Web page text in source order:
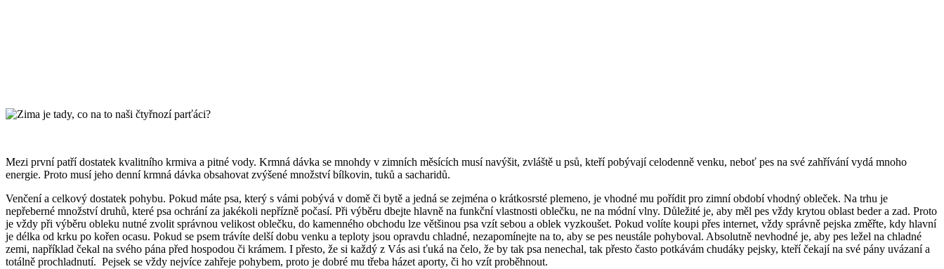
Mezi první patří dostatek kvalitního krmiva a pitné vody. Krmná dávka se mnohdy v zimních měsících musí navýšit, zvláště u psů, kteří pobývají celodenně venku, neboť pes na své zahřívání vydá mnoho
energie. Proto musí jeho denní krmná dávka obsahovat zvýšené množství bílkovin, tuků a sacharidů.
Venčení a celkový dostatek pohybu. Pokud máte psa, který s vámi pobývá v domě či bytě a jedná se zejména o krátkosrsté plemeno, je vhodné mu pořídit pro zimní období vhodný obleček. Na trhu je
nepřeberné množství druhů, které psa ochrání za jakékoli nepřízně počasí. Při výběru dbejte hlavně na funkční vlastnosti oblečku, ne na módní vlny. Důležité je, aby měl pes vždy krytou oblast beder a zad. Proto
je vždy při výběru obleku nutné zvolit správnou velikost oblečku, do kamenného obchodu lze většinou psa vzít sebou a oblek vyzkoušet. Pokud volíte koupi přes internet, vždy správně pejska změřte, kdy hlavní
je délka od krku po kořen ocasu. Pokud se psem trávíte delší dobu venku a teploty jsou opravdu chladné, nezapomínejte na to, aby se pes neustále pohyboval. Absolutně nevhodné je, aby pes ležel na chladné
zemi, například čekal na svého pána před hospodou či krámem. I přesto, že si každý z Vás asi ťuká na čelo, že by tak psa nenechal, tak přesto často potkávám chudáky pejsky, kteří čekají na své pány uvázaní a
totálně prochladnutí. Pejsek se vždy nejvíce zahřeje pohybem, proto je dobré mu třeba házet aporty, či ho vzít proběhnout.